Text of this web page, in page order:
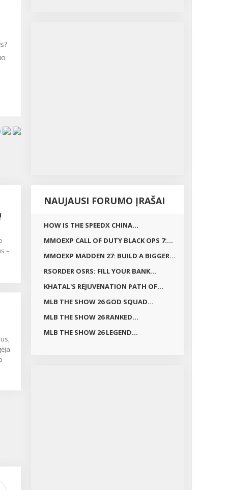
–
NAUJAUSI FORUMO ĮRAŠAI
HOW IS THE SPEEDX CHINA...
MMOEXP CALL OF DUTY BLACK OPS 7:...
MMOEXP MADDEN 27: BUILD A BIGGER...
RSORDER OSRS: FILL YOUR BANK...
KHATAL'S REJUVENATION PATH OF...
MLB THE SHOW 26 GOD SQUAD...
MLB THE SHOW 26 RANKED...
MLB THE SHOW 26 LEGEND...